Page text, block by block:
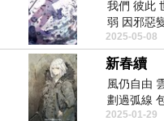
我們 彼此
弱 因邪惡
2025-05-08
新春續
風仍自由
劃過弧線
2025-01-29